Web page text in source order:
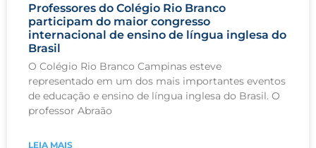
Professores do Colégio Rio Branco
participam do maior congresso
internacional de ensino de língua inglesa do
Brasil
O Colégio Rio Branco Campinas esteve
representado em um dos mais importantes eventos
de educação e ensino de língua inglesa do Brasil. O
professor Abraão
LEIA MAIS